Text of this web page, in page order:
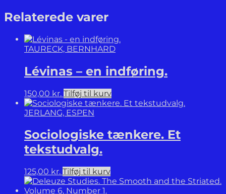
mod
en
tænkning.
Relaterede varer
TAURECK, BERNHARD
Lévinas – en indføring.
150,00 kr. Tilføj til kurv
JERLANG, ESPEN
Sociologiske tænkere. Et
tekstudvalg.
125,00 kr. Tilføj til kurv